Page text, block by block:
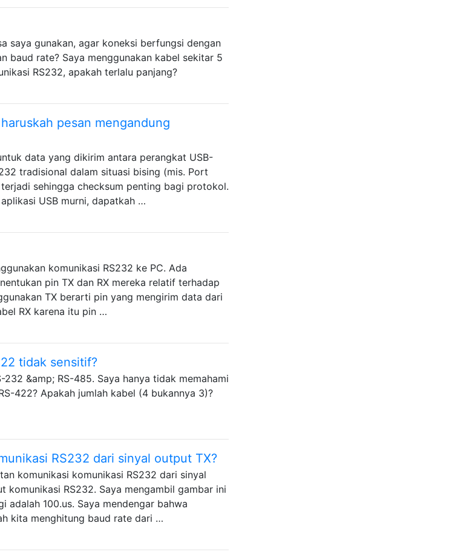
saya gunakan, agar koneksi berfungsi dengan
baud rate? Saya menggunakan kabel sekitar 5
RS232, apakah terlalu panjang?
pesan mengandung
data yang dikirim antara perangkat USB-
tradisional dalam situasi bising (mis. Port
sehingga checksum penting bagi protokol.
USB murni, dapatkah …
komunikasi RS232 ke PC. Ada
pin TX dan RX mereka relatif terhadap
TX berarti pin yang mengirim data dari
RX karena itu pin …
tidak sensitif?
&amp; RS-485. Saya hanya tidak memahami
422? Apakah jumlah kabel (4 bukannya 3)?
RS232 dari sinyal output TX?
komunikasi komunikasi RS232 dari sinyal
RS232. Saya mengambil gambar ini
100.us. Saya mendengar bahwa
kita menghitung baud rate dari …